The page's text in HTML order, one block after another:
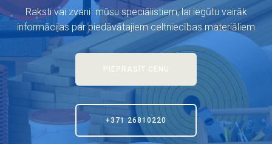
Raksti vai zvani mūsu speciālistiem, lai iegūtu vairāk
informācijas par piedāvātajiem celtniecības materiāliem
PIEPRASĪT CENU
+371 26810220